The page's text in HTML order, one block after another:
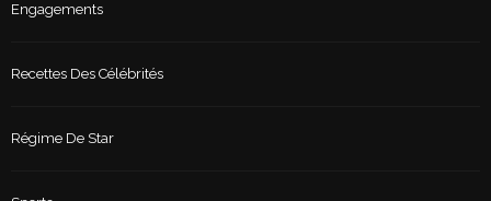
Engagements
Recettes Des Célébrités
Régime De Star